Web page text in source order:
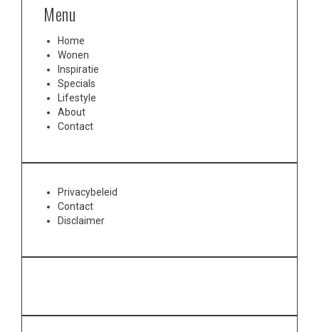
Menu
Home
Wonen
Inspiratie
Specials
Lifestyle
About
Contact
Privacybeleid
Contact
Disclaimer